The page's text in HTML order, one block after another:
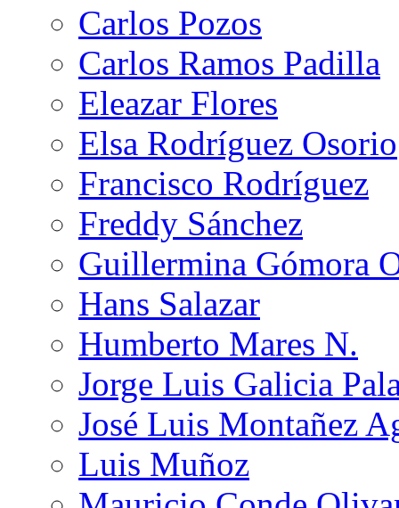
Carlos Pozos
Carlos Ramos Padilla
Eleazar Flores
Elsa Rodríguez Osorio
Francisco Rodríguez
Freddy Sánchez
Guillermina Gómora
Hans Salazar
Humberto Mares N.
Jorge Luis Galicia
José Luis Montañez
Luis Muñoz